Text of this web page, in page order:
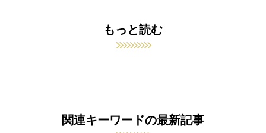
もっと読む
関連キーワードの最新記事